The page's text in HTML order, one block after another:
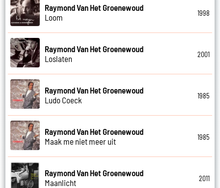
Raymond Van Het Groenewoud
Loom
1998
Raymond Van Het Groenewoud
Loslaten
2001
Raymond Van Het Groenewoud
Ludo Coeck
1985
Raymond Van Het Groenewoud
Maak me niet meer uit
1985
Raymond Van Het Groenewoud
Maanlicht
2011